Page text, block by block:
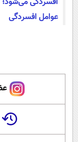
عوامل افسردگی